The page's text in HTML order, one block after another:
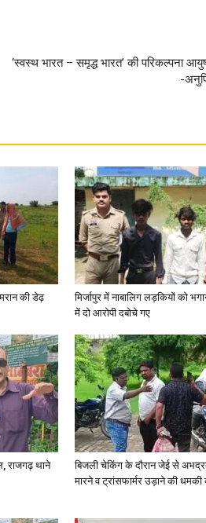
Hindi
News
Paper
‘स्वस्थ भारत – समृद्ध भारत’ की परिकल्पना
-
की डेढ़
मिर्जापुर में नाबालिग लड़कियों को
में दो आरोपी दबोचे गए
राजगढ़ थाने
बिजली चेकिंग के दौरान जेई से
मारने व ट्रांसफार्मर उड़ाने की